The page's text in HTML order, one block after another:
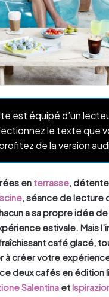
est équipé d’un
le texte que
de la version
en terrasse ,
, séance de lecture
a sa propre idée
estivale. Mais
café glacé,
à créer votre
deux cafés en édition
Salentina et